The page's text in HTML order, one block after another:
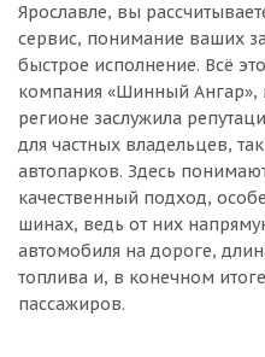
Ярославле, вы
сервис, понимание ваших
быстрое исполнение. Всё
компания «Шинный Ангар»,
регионе заслужила
для частных владельцев,
автопарков. Здесь
качественный подход,
шинах, ведь от них
автомобиля на дороге,
топлива и, в конечном
пассажиров.